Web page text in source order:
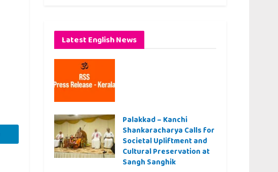
Latest English News
Palakkad – Kanchi
Shankaracharya Calls for
Societal Upliftment and
Cultural Preservation at
Sangh Sanghik